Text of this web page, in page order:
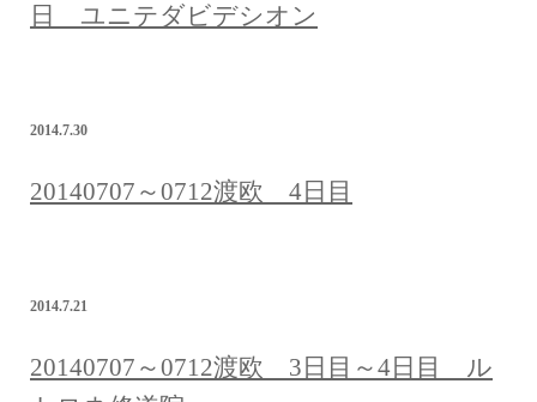
日 ユニテダビデシオン
2014.7.30
20140707～0712渡欧 4日目
2014.7.21
20140707～0712渡欧 3日目～4日目 ル